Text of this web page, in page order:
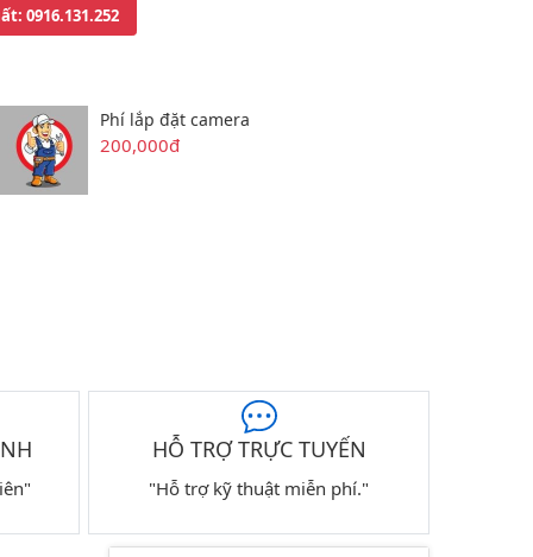
: 0916.131.252
Phí lắp đặt camera
200,000đ
HỖ TRỢ TRỰC TUYẾN
"Hỗ trợ kỹ thuật miễn phí."